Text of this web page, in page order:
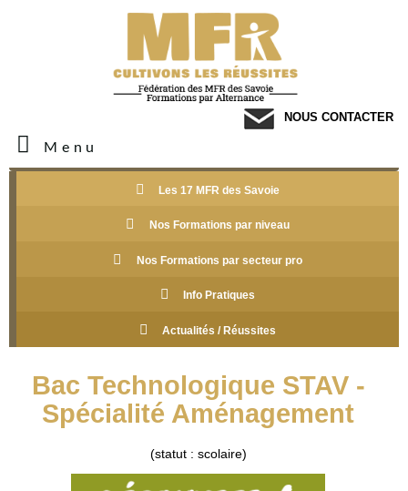
NOUS CONTACTER
Menu
Les 17 MFR des Savoie
Nos Formations par niveau
Nos Formations par secteur pro
Info Pratiques
Actualités / Réussites
Bac Technologique STAV -
Spécialité Aménagement
(statut : scolaire)